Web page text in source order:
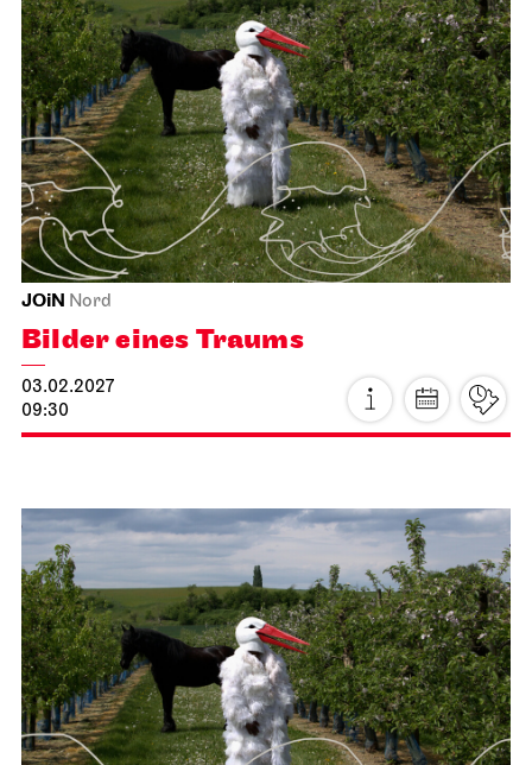
JOiN Nord
Bilder eines Traums
03.02.2027
09:30